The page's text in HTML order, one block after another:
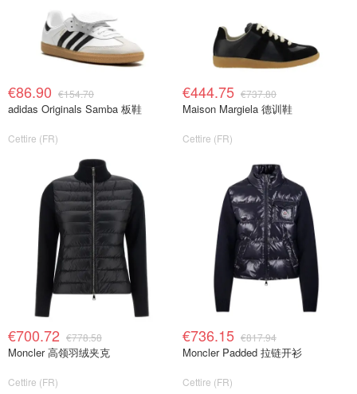
€86.90 €154.70
adidas Originals Samba 板鞋
Cettire (FR)
€444.75 €737.80
Maison Margiela 德训鞋
Cettire (FR)
€700.72 €778.58
Moncler 高领羽绒夹克
Cettire (FR)
€736.15 €817.94
Moncler Padded 拉链开衫
Cettire (FR)